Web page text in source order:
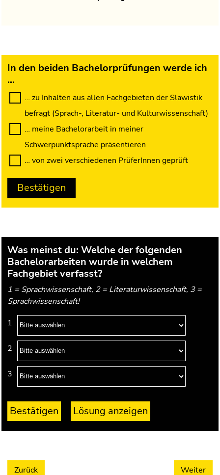
In den beiden Bachelorprüfungen werde ich
…
Was meinst du: Welche der folgenden
Bachelorarbeiten wurde in welchem
Fachgebiet verfasst?
1 = Sprachwissenschaft, 2 = Literaturwissenschaft, 3 =
Sprachwissenschaft!
Zurück Weiter